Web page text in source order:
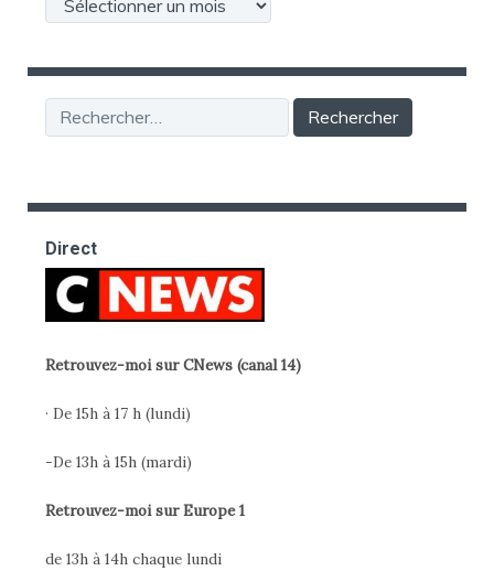
Rechercher :
Direct
Retrouvez-moi sur CNews (canal 14)
· De 15h à 17 h (lundi)
-De 13h à 15h (mardi)
Retrouvez-moi sur Europe 1
de 13h à 14h chaque lundi